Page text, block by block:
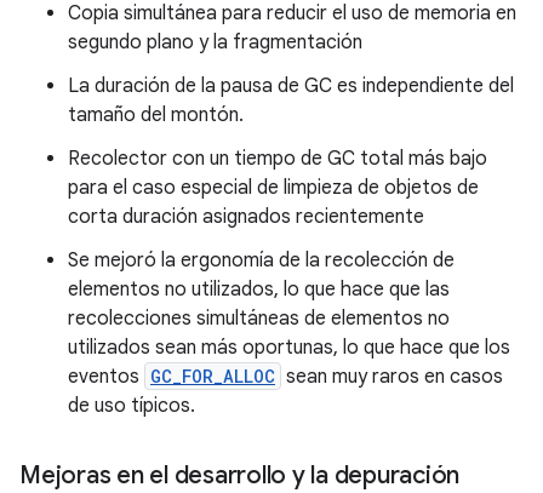
Copia simultánea para reducir el uso de memoria en
segundo plano y la fragmentación
La duración de la pausa de GC es independiente del
tamaño del montón.
Recolector con un tiempo de GC total más bajo
para el caso especial de limpieza de objetos de
corta duración asignados recientemente
Se mejoró la ergonomía de la recolección de
elementos no utilizados, lo que hace que las
recolecciones simultáneas de elementos no
utilizados sean más oportunas, lo que hace que los
eventos GC_FOR_ALLOC sean muy raros en casos
de uso típicos.
Mejoras en el desarrollo y la depuración